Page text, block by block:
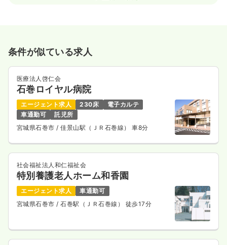
条件が似ている求人
医療法人啓仁会
石巻ロイヤル病院
エージェント求人 230床
電子カルテ
車通勤可
託児所
宮城県石巻市/ 佳景山駅（ＪＲ石巻線） 車8分
社会福祉法人和仁福祉会
特別養護老人ホーム和香園
エージェント求人
車通勤可
宮城県石巻市 / 石巻駅（ＪＲ石巻線） 徒歩17分